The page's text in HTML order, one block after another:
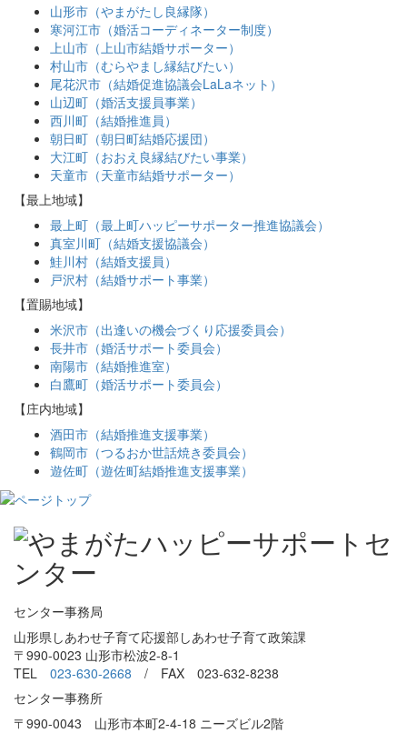
山形市（やまがたし良縁隊）
寒河江市（婚活コーディネーター制度）
上山市（上山市結婚サポーター）
村山市（むらやまし縁結びたい）
尾花沢市（結婚促進協議会LaLaネット）
山辺町（婚活支援員事業）
西川町（結婚推進員）
朝日町（朝日町結婚応援団）
大江町（おおえ良縁結びたい事業）
天童市（天童市結婚サポーター）
【最上地域】
最上町（最上町ハッピーサポーター推進協議会）
真室川町（結婚支援協議会）
鮭川村（結婚支援員）
戸沢村（結婚サポート事業）
【置賜地域】
米沢市（出逢いの機会づくり応援委員会）
長井市（婚活サポート委員会）
南陽市（結婚推進室）
白鷹町（婚活サポート委員会）
【庄内地域】
酒田市（結婚推進支援事業）
鶴岡市（つるおか世話焼き委員会）
遊佐町（遊佐町結婚推進支援事業）
センター事務局
山形県しあわせ子育て応援部しあわせ子育て政策課
〒990-0023 山形市松波2-8-1
TEL 023-630-2668 / FAX 023-632-8238
センター事務所
〒990-0043 山形市本町2-4-18 ニーズビル2階